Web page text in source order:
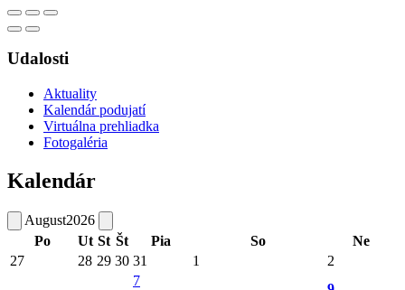
Udalosti
Aktuality
Kalendár podujatí
Virtuálna prehliadka
Fotogaléria
Kalendár
August2026
Po
Ut St Št Pia So
Ne
27
28 29 30 31 1 2
7